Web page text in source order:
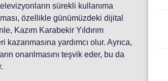
sürekli kullanıma
özellikle günümüzdeki dijital
Kazım Karabekir Yıldırım
kazanmasına yardımcı olur. Ayrıca,
onarılmasını teşvik eder, bu da